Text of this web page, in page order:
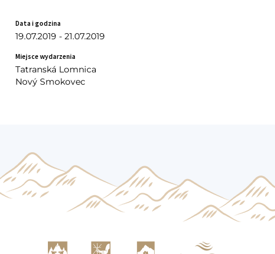
Data i godzina
19.07.2019 - 21.07.2019
Miejsce wydarzenia
Tatranská Lomnica
Nový Smokovec